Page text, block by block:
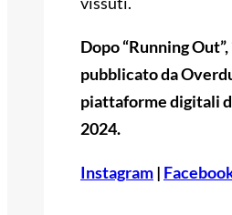
Dopo “Running
pubblicato da
piattaforme digitali
2024.
Instagram|